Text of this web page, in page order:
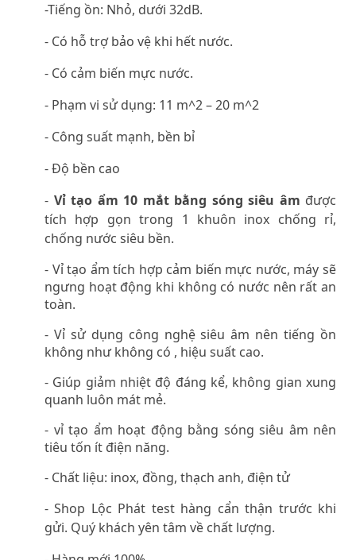
-Tiếng ồn: Nhỏ, dưới 32dB.
- Có hỗ trợ bảo vệ khi hết nước.
- Có cảm biến mực nước.
- Phạm vi sử dụng: 11 m^2 – 20 m^2
- Công suất mạnh, bền bỉ
- Độ bền cao
- Vỉ tạo ẩm 10 mắt bằng sóng siêu âm được
tích hợp gọn trong 1 khuôn inox chống rỉ,
chống nước siêu bền.
- Vỉ tạo ẩm tích hợp cảm biến mực nước, máy sẽ
ngưng hoạt động khi không có nước nên rất an
toàn.
- Vỉ sử dụng công nghệ siêu âm nên tiếng ồn
không như không có , hiệu suất cao.
- Giúp giảm nhiệt độ đáng kể, không gian xung
quanh luôn mát mẻ.
- vỉ tạo ẩm hoạt động bằng sóng siêu âm nên
tiêu tốn ít điện năng.
- Chất liệu: inox, đồng, thạch anh, điện tử
- Shop Lộc Phát test hàng cẩn thận trước khi
gửi. Quý khách yên tâm về chất lượng.